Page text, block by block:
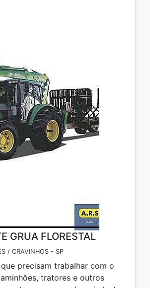
GRUA FLORESTAL
/ CRAVINHOS - SP
precisam trabalhar com o
tratores e outros